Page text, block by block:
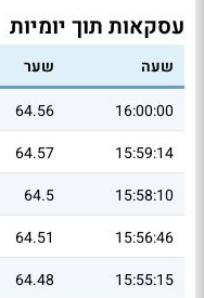
עסקאות תוך יומיות
שעה שער
16:00:00
64.56
15:59:14
64.57
15:58:10
64.5
15:56:46
64.51
15:55:15
64.48